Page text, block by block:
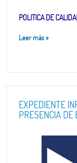
POLITICA DE
Leer más»
EXPEDIENTE
PRESENCIA